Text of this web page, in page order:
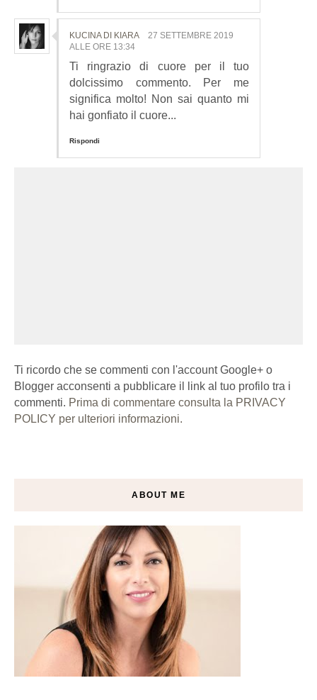
KUCINA DI KIARA
27 SETTEMBRE 2019
ALLE ORE 13:34
Ti ringrazio di cuore per il tuo
dolcissimo commento. Per me
significa molto! Non sai quanto mi
hai gonfiato il cuore...
Rispondi
Ti ricordo che se commenti con l'account Google+ o
Blogger acconsenti a pubblicare il link al tuo profilo tra i
commenti. Prima di commentare consulta la PRIVACY
POLICY per ulteriori informazioni.
ABOUT ME